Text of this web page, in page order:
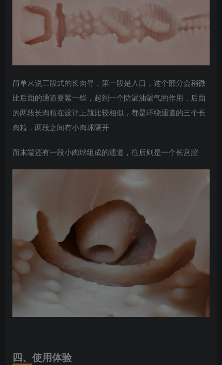
简单来说三段式的长肉脊，第一段是入口，这个部分会稍微
比后面的通道要紧一些，起到一个防漏油漏气的作用，后面
的两段长肉粒在设计上就比较相似，都是环绕通道的三个长
肉粒，两段之间有小肉球隔开
而末端还有一段小肉球组成的通道，往后则是一个长宫腔
四、使用体验